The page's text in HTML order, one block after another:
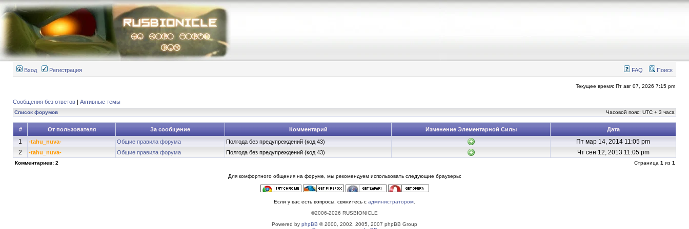
Вход Регистрация FAQ Поиск
Текущее время: Пт авг 07, 2026 7:15 pm
Сообщения без ответов | Активные темы
Список форумов Часовой пояс: UTC + 3 часа
# От пользователя За сообщение Комментарий Изменение Элементарной Силы Дата
1 -tahu_nuva- Общие правила форума Полгода без предупреждений (код 43)
Пт мар 14, 2014 11:05 pm
2
-tahu_nuva- Общие правила форума Полгода без предупреждений (код 43) Чт сен 12, 2013 11:05 pm
Комментариев: 2 Страница 1 из 1
Для комфортного общения на форуме, мы рекомендуем использовать следующие браузеры:
Если у вас есть вопросы, свяжитесь с администратором
©2006-2026 RUSBIONICLE
Powered by phpBB © 2000, 2002, 2005, 2007 phpBB Group